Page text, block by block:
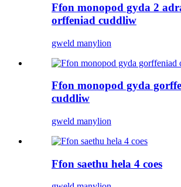
Ffon monopod gyda 2
orffeniad cuddliw
gweld manylion
Ffon monopod gyda
cuddliw
gweld manylion
Ffon saethu hela 4 coes